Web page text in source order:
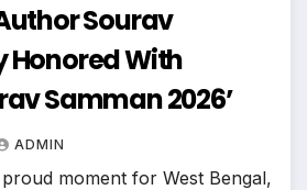
Sourav
With
Samman 2026’
ADMIN
moment for West Bengal,